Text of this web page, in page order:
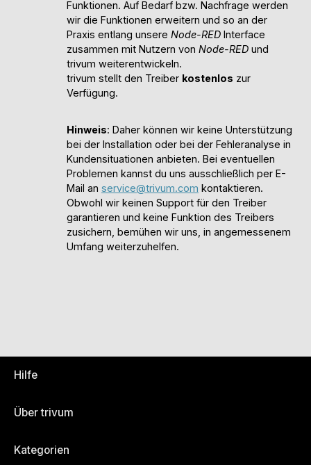
Funktionen. Auf Bedarf bzw. Nachfrage werden
wir die Funktionen erweitern und so an der
Praxis entlang unsere Node-RED Interface
zusammen mit Nutzern von Node-RED und
trivum weiterentwickeln.
trivum stellt den Treiber kostenlos zur
Verfügung.
Hinweis: Daher können wir keine Unterstützung
bei der Installation oder bei der Fehleranalyse in
Kundensituationen anbieten. Bei eventuellen
Problemen kannst du uns ausschließlich per E-
Mail an service@trivum.com kontaktieren.
Obwohl wir keinen Support für den Treiber
garantieren und keine Funktion des Treibers
zusichern, bemühen wir uns, in angemessenem
Umfang weiterzuhelfen.
Hilfe
Über trivum
Kategorien